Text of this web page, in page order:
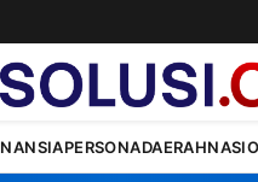
PERSONADAERAH